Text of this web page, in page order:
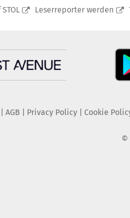
Leserreporter werden
AGB Privacy Policy| Cookie
©